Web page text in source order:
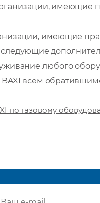
имеющие
имеющие
любого
BAXI всем
по газовому